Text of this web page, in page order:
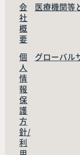
会
社
概
要
医療機関等
個
人
情
報
保
護
方
針/
利
グローバル